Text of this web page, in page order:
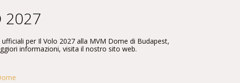
2027
per Il Volo 2027 alla MVM Dome di Budapest,
informazioni, visita il nostro sito web.